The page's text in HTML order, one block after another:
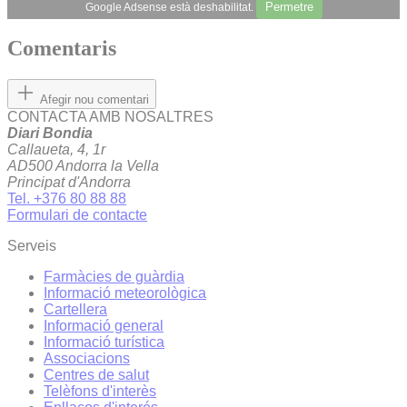
Google Adsense està deshabilitat. Permetre
Comentaris
Afegir nou comentari
CONTACTA AMB NOSALTRES
Diari Bondia
Callaueta, 4, 1r
AD500 Andorra la Vella
Principat d'Andorra
Tel. +376 80 88 88
Formulari de contacte
Serveis
Farmàcies de guàrdia
Informació meteorològica
Cartellera
Informació general
Informació turística
Associacions
Centres de salut
Telèfons d'interès